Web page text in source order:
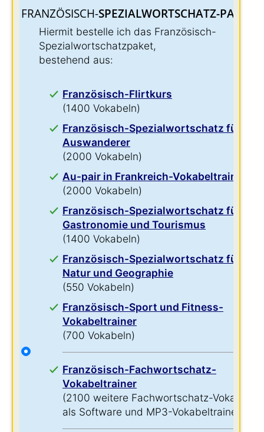
FRANZÖSISCH-SPEZIALWORTSCHATZ-PAKET:
Hiermit bestelle ich das Französisch-
Spezialwortschatzpaket,
bestehend aus:
Französisch-Flirtkurs
(1400 Vokabeln)
Französisch-Spezialwortschatz für
Auswanderer
(2000 Vokabeln)
Au-pair in Frankreich-Vokabeltrainer
(2000 Vokabeln)
Französisch-Spezialwortschatz für
Gastronomie und Tourismus
(1400 Vokabeln)
Französisch-Spezialwortschatz für
Natur und Geographie
(550 Vokabeln)
Französisch-Sport und Fitness-
Vokabeltrainer
(700 Vokabeln)
Französisch-Fachwortschatz-
Vokabeltrainer
(2100 weitere Fachwortschatz-Vokabeln
als Software und MP3-Vokabeltrainer)